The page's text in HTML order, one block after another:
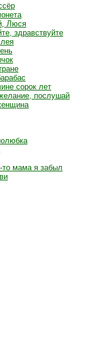
Люся
здравствуйте
сорок лет
послушай
то мама я забыл